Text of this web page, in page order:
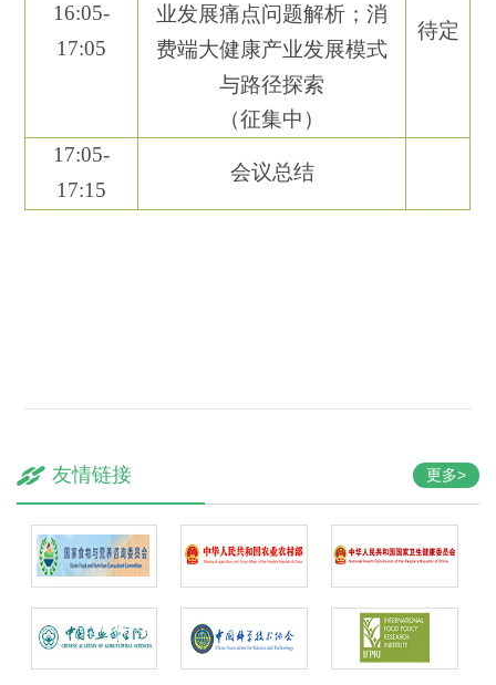
16:05-
17:05
业发展痛点问题解析；消
费端大健康产业发展模式
与路径探索
（征集中）
待定
1 7:05-
1 7:15
会议总结
更多>
友情链接